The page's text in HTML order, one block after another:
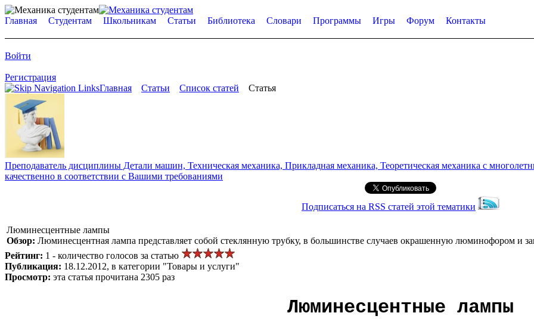
Главная Студентам Школьникам Статьи Библиотека Словари Программы Игры Форум Контакты
Войти
Регистрация
Главная
Статьи Список статей Статья
Преподаватель дисциплины Детали машин, Техническая механика, Прикладная механика, Теоретическая механика с
качественно в соответствии с Вашими требованиями
Подписаться на RSS статей этой тематики
Люминесцентные лампы
Обзор: Люминесцентная лампа представляет собой стеклянную трубку, в большинстве случаев окрашенную люминофором и
Рейтинг: 1 - количество голосов за статью
Публикация: 18.12.2012, в категории "Товары и услуги"
Просмотр: эта статья прочитана 2305 раз
Люминесцентные лампы